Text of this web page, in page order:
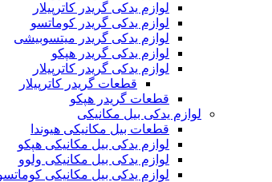
لوازم یدکی گریدر کاترپیلار
لوازم یدکی گریدر کوماتسو
لوازم یدکی گریدر میتسوبیشی
لوازم یدکی گریدر هپکو
لوازم یدکی گریدر کاترپیلار
قطعات گریدر کاترپیلار
قطعات گریدر هپکو
لوازم یدکی بیل مکانیکی
قطعات بیل مکانیکی هیوندا
لوازم یدکی بیل مکانیکی هپکو
لوازم یدکی بیل مکانیکی ولوو
لوازم یدکی بیل مکانیکی